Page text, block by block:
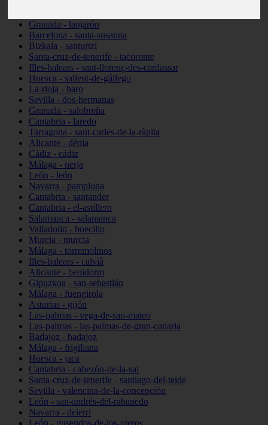
Granada - lanjarón
Barcelona - santa-susanna
Bizkaia - santurtzi
Santa-cruz-de-tenerife - tacoronte
Illes-balears - sant-llorenç-des-cardassar
Huesca - sallent-de-gállego
La-rioja - haro
Sevilla - dos-hermanas
Granada - salobreña
Cantabria - laredo
Tarragona - sant-carles-de-la-ràpita
Alicante - dénia
Cádiz - cádiz
Málaga - nerja
León - león
Navarra - pamplona
Cantabria - santander
Cantabria - el-astillero
Salamanca - salamanca
Valladolid - boecillo
Murcia - murcia
Málaga - torremolinos
Illes-balears - calvià
Alicante - benidorm
Gipuzkoa - san-sebastián
Málaga - fuengirola
Asturias - gijón
Las-palmas - vega-de-san-mateo
Las-palmas - las-palmas-de-gran-canaria
Badajoz - badajoz
Málaga - frigiliana
Huesca - jaca
Cantabria - cabezón-de-la-sal
Santa-cruz-de-tenerife - santiago-del-teide
Sevilla - valencina-de-la-concepción
León - san-andrés-del-rabanedo
Navarra - deierri
León - gusendos-de-los-oteros